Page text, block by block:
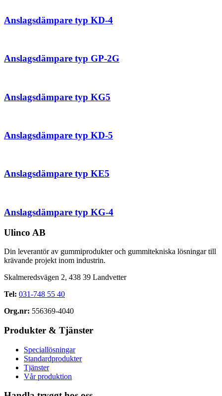
Anslagsdämpare typ KD-4
Anslagsdämpare typ GP-2G
Anslagsdämpare typ KG5
Anslagsdämpare typ KD-5
Anslagsdämpare typ KE5
Anslagsdämpare typ KG-4
Ulinco AB
Din leverantör av gummiprodukter och gummitekniska lösningar till
krävande projekt inom industrin.
Skalmeredsvägen 2, 438 39 Landvetter
Tel: 031-748 55 40
Org.nr: 556369-4040
Produkter & Tjänster
Speciallösningar
Standardprodukter
Tjänster
Vår produktion